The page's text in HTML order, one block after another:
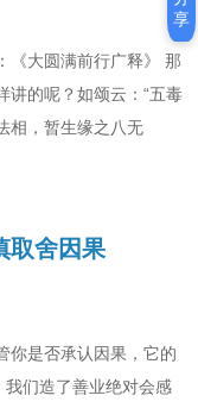
《大圆满前行广释》 那
讲的呢？如颂云：“五毒
相，暂生缘之八无
取舍因果
你是否承认因果，它的
我们造了善业绝对会感
享